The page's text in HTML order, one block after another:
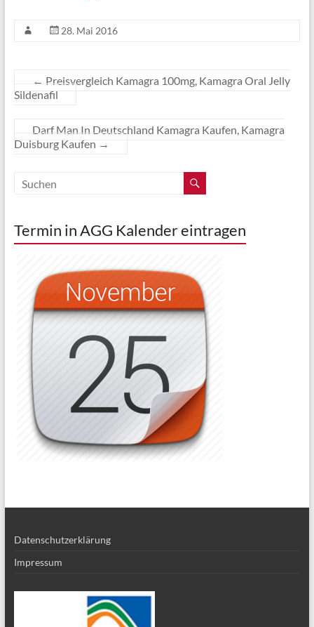
28. Mai 2016
← Preisvergleich Kamagra 100mg, Kamagra Oral Jelly
Sildenafil
Darf Man In Deutschland Kamagra Kaufen, Kamagra
Duisburg Kaufen →
Termin in AGG Kalender eintragen
Datenschutzerklärung
Impressum